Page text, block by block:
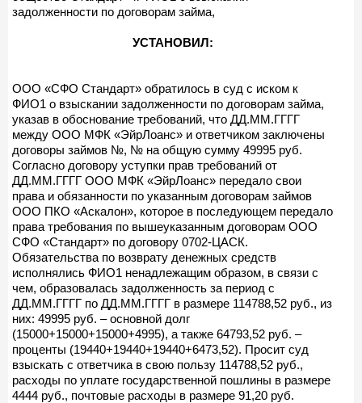
задолженности по договорам займа,
УСТАНОВИЛ:
ООО «СФО Стандарт» обратилось в суд с иском к
ФИО1 о взыскании задолженности по договорам займа,
указав в обоснование требований, что ДД.ММ.ГГГГ
между ООО МФК «ЭйрЛоанс» и ответчиком заключены
договоры займов №, № на общую сумму 49995 руб.
Согласно договору уступки прав требований от
ДД.ММ.ГГГГ ООО МФК «ЭйрЛоанс» передало свои
права и обязанности по указанным договорам займов
ООО ПКО «Аскалон», которое в последующем передало
права требования по вышеуказанным договорам ООО
СФО «Стандарт» по договору 0702-ЦАСК.
Обязательства по возврату денежных средств
исполнялись ФИО1 ненадлежащим образом, в связи с
чем, образовалась задолженность за период с
ДД.ММ.ГГГГ по ДД.ММ.ГГГГ в размере 114788,52 руб., из
них: 49995 руб. – основной долг
(15000+15000+15000+4995), а также 64793,52 руб. –
проценты (19440+19440+19440+6473,52). Просит суд
взыскать с ответчика в свою пользу 114788,52 руб.,
расходы по уплате государственной пошлины в размере
4444 руб., почтовые расходы в размере 91,20 руб.